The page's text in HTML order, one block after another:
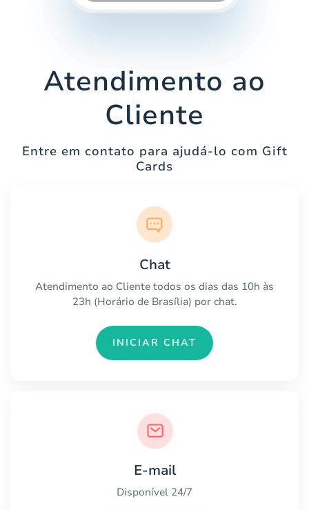
Atendimento ao
Cliente
Entre em contato para ajudá-lo com Gift
Cards
Chat
Atendimento ao Cliente todos os dias das 10h às
23h (Horário de Brasília) por chat.
INICIAR CHAT
E-mail
Disponível 24/7